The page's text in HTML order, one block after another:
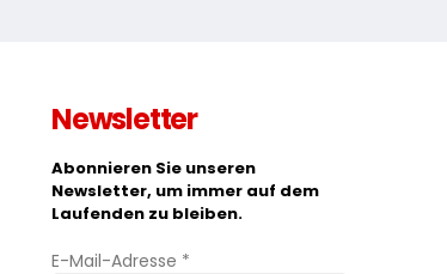
Newsletter
Abonnieren Sie unseren
Newsletter, um immer auf dem
Laufenden zu bleiben.
E-Mail-Adresse *